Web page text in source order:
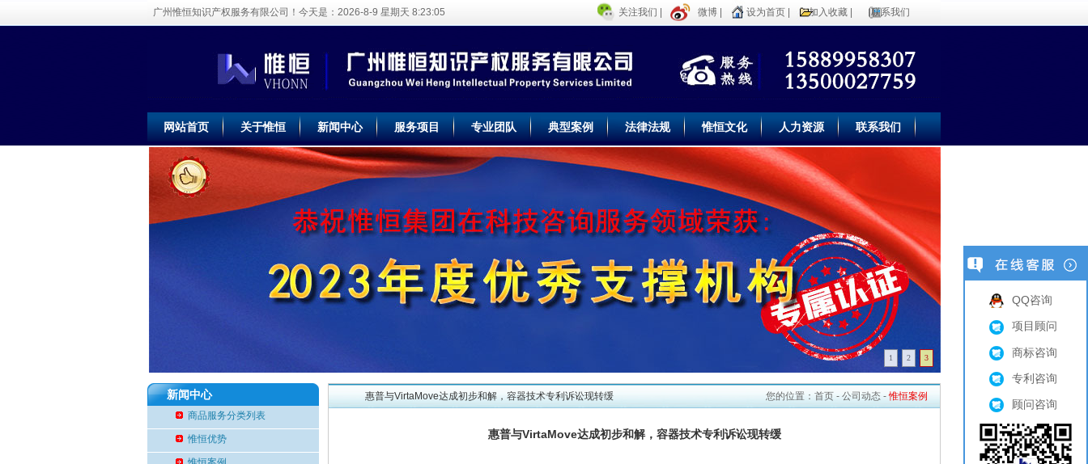
广州惟恒知识产权服务有限公司！今天是： 2026-8-9 星期天 8:23:06 关注我们 | 微博 | 设为首页 加入收藏 联系我们
网站首页 关于惟恒 新闻中心 服务项目 专业团队 典型案例 法律法规 惟恒文化 人力资源 联系我们
1 2 3
新闻中心
商品服务分类列表
惟恒优势
惠普与VirtaMove达成初步和解，容器技术专利诉讼现转缓 您的位置： 首页 - 公司动态 -惟恒案例
惠普与VirtaMove达成初步和解，容器技术专利诉讼现转缓
QQ咨询
项目顾问
商标咨询
专利咨询
顾问咨询